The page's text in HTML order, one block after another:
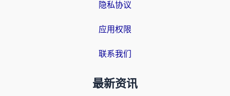
隐私协议
应用权限
联系我们
最新资讯